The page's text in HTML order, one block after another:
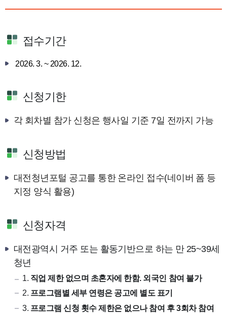
접수기간
2026. 3. ~ 2026. 12.
신청기한
각 회차별 참가 신청은 행사일 기준 7일 전까지 가능
신청방법
대전청년포털 공고를 통한 온라인 접수(네이버 폼 등
지정 양식 활용)
신청자격
대전광역시 거주 또는 활동기반으로 하는 만 25~39세
청년
1. 직업 제한 없으며 초혼자에 한함. 외국인 참여 불가
2. 프로그램별 세부 연령은 공고에 별도 표기
3. 프로그램 신청 횟수 제한은 없으나 참여 후 3회차 참여